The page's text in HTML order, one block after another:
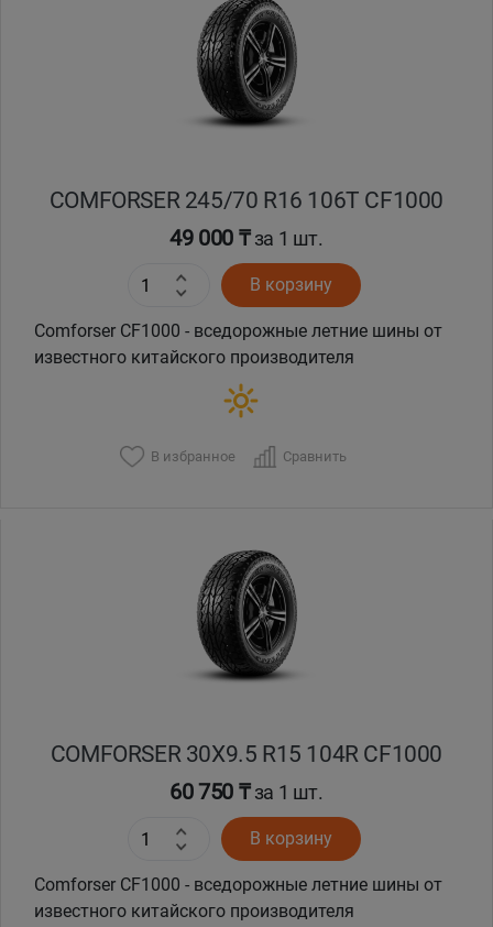
COMFORSER 245/70 R16 106T CF1000
49 000 ₸за 1 шт.
В корзину
Comforser CF1000 - вседорожные летние шины от
известного китайского производителя
В избранное Сравнить
COMFORSER 30X9.5 R15 104R CF1000
60 750 ₸за 1 шт.
В корзину
Comforser CF1000 - вседорожные летние шины от
известного китайского производителя
Павлодар
Семей
Бишкек